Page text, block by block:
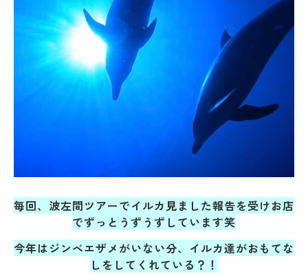
毎回、波左間ツアーでイルカ見ました報告を受けお店
でずっとうずうずしています笑
今年はジンベエザメがいない分、イルカ達がおもてな
しをしてくれている？！